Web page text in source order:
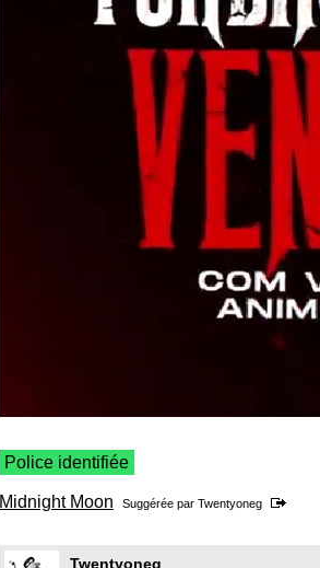
Police identifiée
Midnight Moon Suggérée par Twentyoneg
Twentyoneg